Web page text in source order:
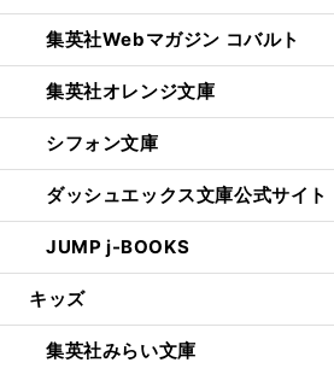
集英社Webマガジン コバルト
集英社オレンジ文庫
シフォン文庫
ダッシュエックス文庫公式サイト
JUMP j-BOOKS
キッズ
集英社みらい文庫